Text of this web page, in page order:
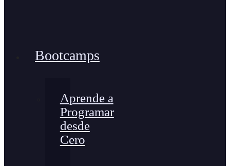
Bootcamps
Aprende a
Programar
desde
Cero